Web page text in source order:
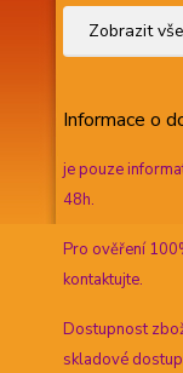
Zobrazit
Informace o
je pouze
48h.
Pro ověření
kontaktujte.
Dostupnost
skladové